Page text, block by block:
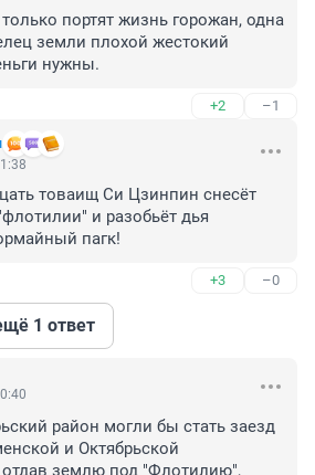
портят жизнь горожан, одна
земли плохой жестокий
нужны.
+2 –1
товаищ Си Цзинпин снесёт
и разобьёт дья
пагк!
+3 –0
1 ответ
район могли бы стать заезд
и Октябрьской
землю под "Флотилию",